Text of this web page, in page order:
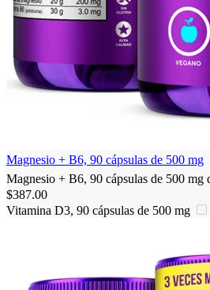
Magnesio + B6, 90 cápsulas de 500 mg
Magnesio + B6, 90 cápsulas de 500 mg
$387.00
Vitamina D3, 90 cápsulas de 500 mg